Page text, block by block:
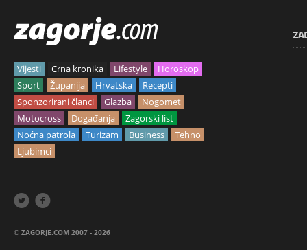
Vijesti Crna kronika Lifestyle
Horoskop
Sport
Županija Hrvatska
Recepti
Sponzorirani članci
Glazba
Nogomet
Motocross
Događanja
Zagorski list
Noćna patrola
Turizam Business
Tehno
Ljubimci
 
© ZAGORJE.COM 2007 - 2026